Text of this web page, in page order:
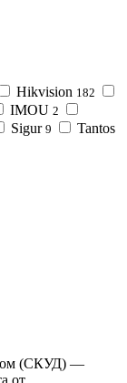
Hikvision 182
IMOU 2
Sigur 9 Tantos
(СКУД) —
от